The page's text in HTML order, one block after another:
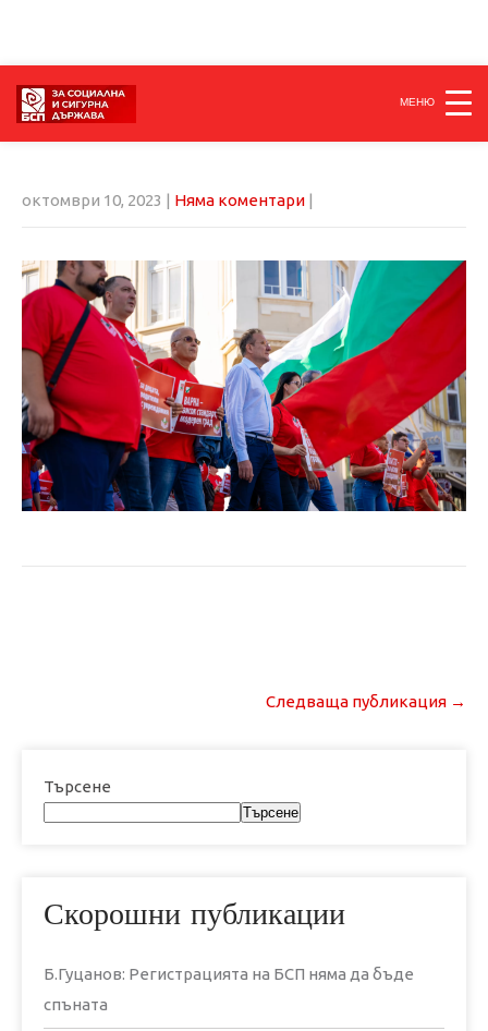
МЕНЮ
октомври 10, 2023 | Няма коментари |
Следваща публикация →
Търсене
Търсене
Скорошни публикации
Б.Гуцанов: Регистрацията на БСП няма да бъде
спъната